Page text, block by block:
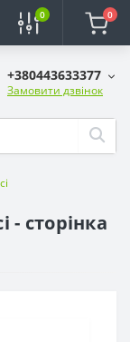
0 0
+380443633377
Замовити дзвінок
- сторінка